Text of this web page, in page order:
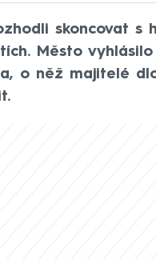
skoncovat s
Město
o něž majitelé